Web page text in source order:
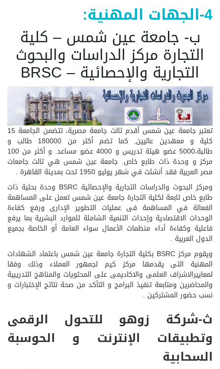
4-الجهات المهنية:
ب- جامعة عين شمس – كلية
التجارة مركز الدراسات والبحوث
التجارية والإحصائية – BRSC
تعتبر جامعة عين شمس أقدم ثالث جامعة مصرية، تتضمن الجامعة 15
كلية و معهدين عاليين, كما تضم أكثر من 180000 طالب و
طالبة،5000 عضو هيئة تدريس و 4000 عضو مساعد. و أكثر من 100
مركز و وحدة ذات طابع خاص. جامعة عين شمس هي ثالث جامعات
مصر العربية فقد أنشئت في شهر يوليو 1950 تحت بمدينة القاهرة .
ومركز البحوث والدراسات التجارية والإحصائية BSRC وحدة بحثية ذات
طابع خاص تابعة لكلية التجارة جامعة عين شمس تعمل على المساهمة
الفعالة في المساهمة فى عمليات التطوير الإدارى ورفع كفاءة
الوحدات الاقتصادية وإحداث التنمية الشاملة للموارد البشرية بما يرفع
فاعلية وكفاءة أداء منظمات الأعمال سواء العامة أو الخاصة بجميع
الدول العربية .
ويقوم مركز BSRC بكلية التجارة جامعة عين شمس باعتماد الشهادات
المهنية التى يقدمها مركز كيم لجمهور العملاء وذلك وفقا
لمعاييرالاشراف العلمى والاكاديمى على المحتويات والمناهج التدريبية
والمحاضرين ومتابعة تنفيذ البرامج و التأكد من صحة نتائج الإختبارات و
نسب حضور المشتركين .
ث-شركة زوهو للتحول الرقمى
وتطبيقات الإنترنت و الحوسبة
السحابية